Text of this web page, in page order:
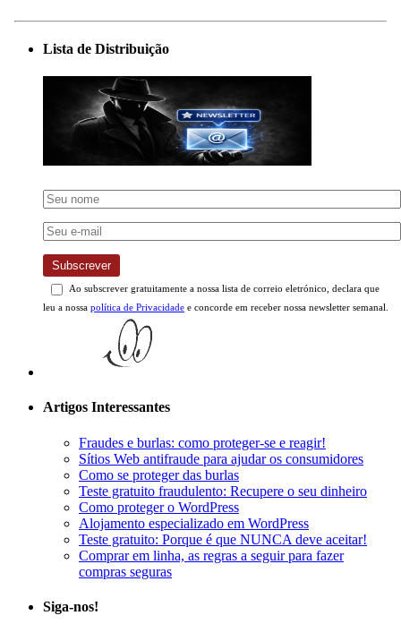
Lista de Distribuição
Subscrever
Ao subscrever gratuitamente a nossa lista de correio eletrónico, declara que
leu a nossa política de Privacidade e concorde em receber nossa newsletter semanal.
Artigos Interessantes
Fraudes e burlas: como proteger-se e reagir!
Sítios Web antifraude para ajudar os consumidores
Como se proteger das burlas
Teste gratuito fraudulento: Recupere o seu dinheiro
Como proteger o WordPress
Alojamento especializado em WordPress
Teste gratuito: Porque é que NUNCA deve aceitar!
Comprar em linha, as regras a seguir para fazer
compras seguras
Siga-nos!